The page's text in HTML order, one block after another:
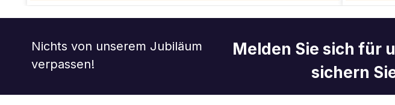
Nichts von unserem Jubiläum
verpassen!
Melden Sie sich für
sichern